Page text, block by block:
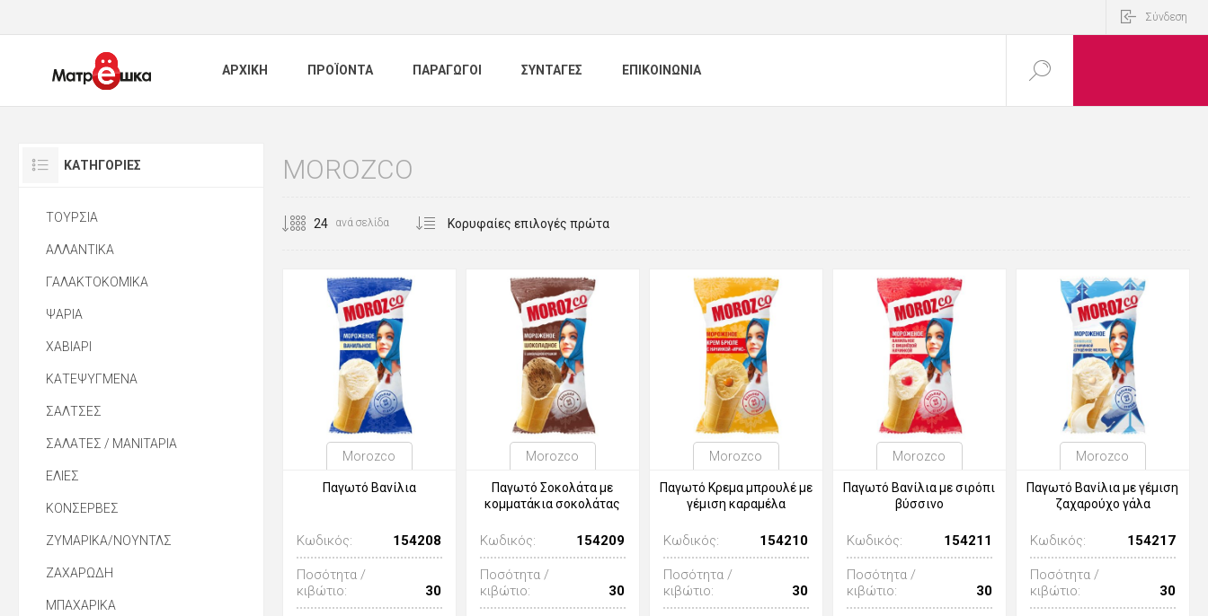
Σύνδεση
ΑΡΧΙΚΗ ΠΡΟΪΟΝΤΑ ΠΑΡΑΓΩΓΟΙ ΣΥΝΤΑΓΕΣ ΕΠΙΚΟΙΝΩΝΙΑ
MOROZCO
ανά σελίδα
Morozco
Παγωτό Βανίλια
Κωδικός: 154208
Ποσότητα /
κιβώτιο:
30
Morozco
Παγωτό Σοκολάτα με
κομματάκια σοκολάτας
Κωδικός: 154209
Ποσότητα /
κιβώτιο:
30
Morozco
Παγωτό Κρεμα μπρουλέ με
γέμιση καραμέλα
Κωδικός: 154210
Ποσότητα /
κιβώτιο:
30
Morozco
Παγωτό Βανίλια με σιρόπι
βύσσινο
Κωδικός: 154211
Ποσότητα /
κιβώτιο:
30
Morozco
Παγωτό Βανίλια με γέμιση
ζαχαρούχο γάλα
Κωδικός: 154217
Ποσότητα /
κιβώτιο:
30
ΚΑΤΗΓΟΡΊΕΣ
ΤΟΥΡΣΙΑ
ΑΛΛΑΝΤΙΚΑ
ΓΑΛΑΚΤΟΚΟΜΙΚΑ
ΨΑΡΙΑ
ΧΑΒΙΑΡΙ
ΚΑΤΕΨΥΓΜΕΝΑ
ΣΑΛΤΣΕΣ
ΣΑΛΑΤΕΣ / ΜΑΝΙΤΑΡΙΑ
ΕΛΙΕΣ
ΚΟΝΣΕΡΒΕΣ
ΖΥΜΑΡΙΚΑ/ΝΟΥΝΤΛΣ
ΖΑΧΑΡΩΔΗ
ΜΠΑΧΑΡΙΚΑ